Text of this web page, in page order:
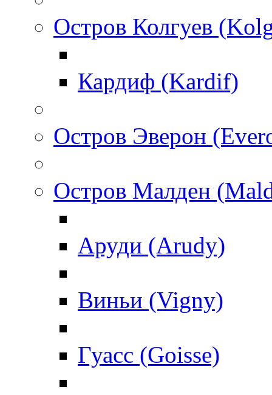
Остров Колгуев
Кардиф (Kardif)
Остров Эверон
Остров Малден
Аруди (Arudy)
Виньи (Vigny)
Гуасс (Goisse)